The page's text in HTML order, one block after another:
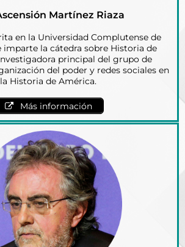
Martínez Riaza
en la Universidad Complutense de
imparte la cátedra sobre Historia de
principal del grupo de
del poder y redes sociales en
la Historia de América.
Más información